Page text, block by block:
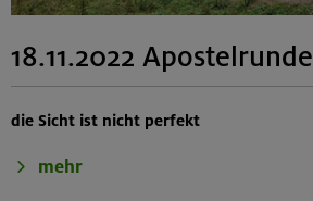
18.11.2022 Apostelrunde
die Sicht ist nicht perfekt
mehr